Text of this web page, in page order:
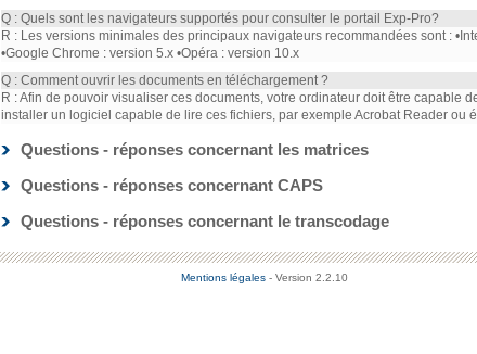
Q : Quels sont les navigateurs supportés pour consulter le portail Exp-Pro?
R : Les versions minimales des principaux navigateurs recommandées sont :
•Google Chrome : version 5.x •Opéra : version 10.x
Q : Comment ouvrir les documents en téléchargement ?
R : Afin de pouvoir visualiser ces documents, votre ordinateur doit être capable
installer un logiciel capable de lire ces fichiers, par exemple Acrobat Reader ou
Questions - réponses concernant les matrices
Questions - réponses concernant CAPS
Questions - réponses concernant le transcodage
Mentions légales - Version 2.2.10